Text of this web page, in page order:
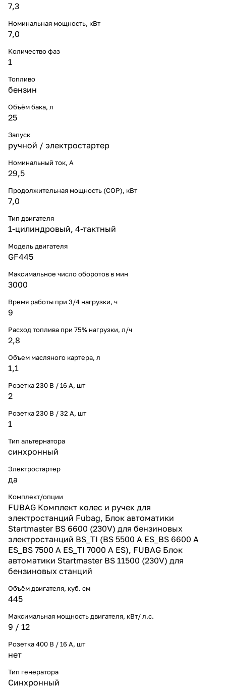
7,3
Номинальная мощность, кВт
7,0
Количество фаз
1
Топливо
бензин
Объём бака, л
25
Запуск
ручной / электростартер
Номинальный ток, A
29,5
Продолжительная мощность (COP), кВт
7,0
Тип двигателя
1-цилиндровый, 4-тактный
Модель двигателя
GF445
Максимальное число оборотов в мин
3000
Время работы при 3/4 нагрузки, ч
9
Расход топлива при 75% нагрузки, л/ч
2,8
Объем масляного картера, л
1,1
Розетка 230 В / 16 А, шт
2
Розетка 230 В / 32 А, шт
1
Тип альтернатора
синхронный
Электростартер
да
Комплект/опции
FUBAG Комплект колес и ручек для
электростанций Fubag, Блок автоматики
Startmaster BS 6600 (230V) для бензиновых
электростанций BS_TI (BS 5500 A ES_BS 6600 A
ES_BS 7500 A ES_TI 7000 A ES), FUBAG Блок
автоматики Startmaster BS 11500 (230V) для
бензиновых станций
Объём двигателя, куб. см
445
Максимальная мощность двигателя, кВт/ л.с.
9 / 12
Розетка 400 В / 16 А, шт
нет
Тип генератора
Синхронный